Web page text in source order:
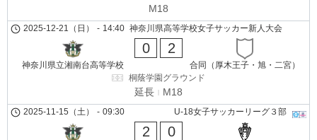
M18
神奈川県高等学校女子サッカー新人大会
2025-12-21（日） - 14:40
神奈川県立湘南台高等学校
0 2
合同（厚木王子・旭・二宮）
桐蔭学園グラウンド
延長 M18
U-18女子サッカーリーグ３部
2025-11-15（土） - 09:30
2 0